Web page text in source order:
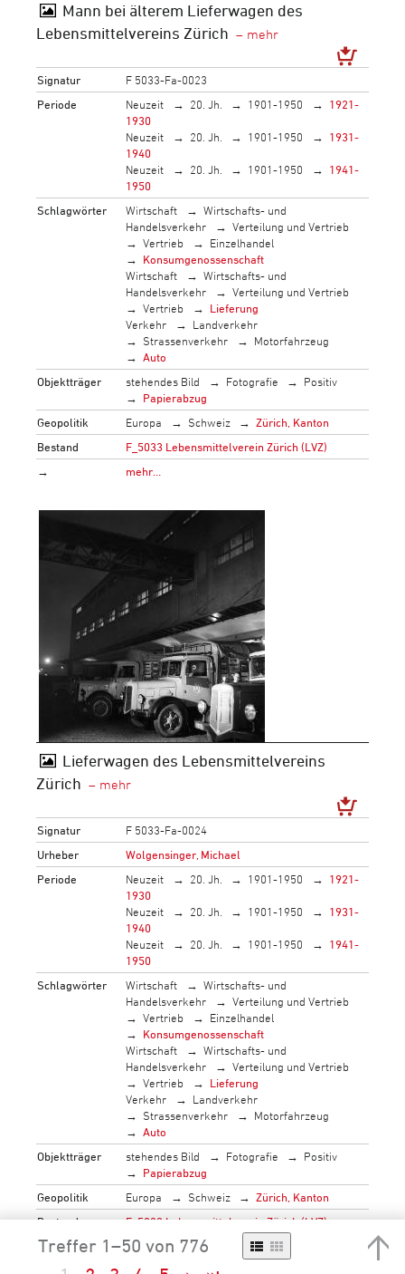
Mann bei älterem Lieferwagen des
Lebensmittelvereins Zürich
Signatur
F 5033-Fa-0023
Periode
Neuzeit 20. Jh. 1901-1950
1921-
1930
Neuzeit
20. Jh. 1901-1950
1931-
1940
Neuzeit
20. Jh. 1901-1950
1941-
1950
Schlagwörter
Wirtschaft
Wirtschafts- und
Handelsverkehr
Verteilung und Vertrieb
Vertrieb
Einzelhandel
Konsumgenossenschaft
Wirtschaft
Wirtschafts- und
Handelsverkehr
Verteilung und Vertrieb
Vertrieb
Lieferung
Verkehr
Landverkehr
Strassenverkehr
Motorfahrzeug
Auto
Objektträger
stehendes Bild Fotografie
Positiv
Papierabzug
Geopolitik
Europa Schweiz
Zürich, Kanton
Bestand
F_5033 Lebensmittelverein Zürich (LVZ)
→
mehr…
Lieferwagen des Lebensmittelvereins
Zürich
Signatur
F 5033-Fa-0024
Urheber
Wolgensinger, Michael
Periode
Neuzeit 20. Jh. 1901-1950
1921-
1930
Neuzeit
20. Jh. 1901-1950
1931-
1940
Neuzeit
20. Jh. 1901-1950
1941-
1950
Schlagwörter
Wirtschaft
Wirtschafts- und
Handelsverkehr
Verteilung und Vertrieb
Vertrieb
Einzelhandel
Konsumgenossenschaft
Wirtschaft
Wirtschafts- und
Handelsverkehr
Verteilung und Vertrieb
Vertrieb
Lieferung
Verkehr
Landverkehr
Strassenverkehr
Motorfahrzeug
Auto
Objektträger
stehendes Bild Fotografie
Positiv
Papierabzug
Geopolitik
Europa Schweiz
Zürich, Kanton
Bestand
F_5033 Lebensmittelverein Zürich (LVZ)
→
mehr…
Treffer 1–50 von 776